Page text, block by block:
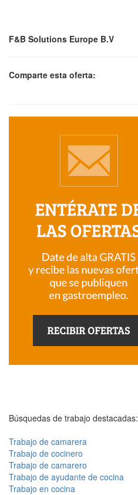
F&B Solutions Europe B.V
Comparte esta oferta:
Búsquedas de trabajo destacadas:
Trabajo de camarera
Trabajo de cocinero
Trabajo de camarero
Trabajo de ayudante de cocina
Trabajo en cocina